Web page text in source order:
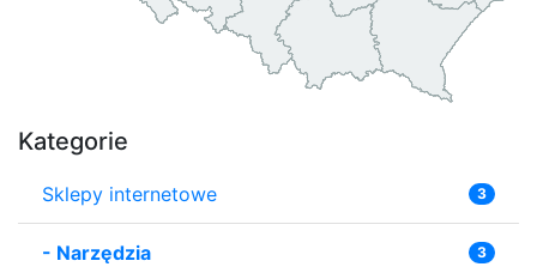
Kategorie
Sklepy internetowe 3
- Narzędzia 3